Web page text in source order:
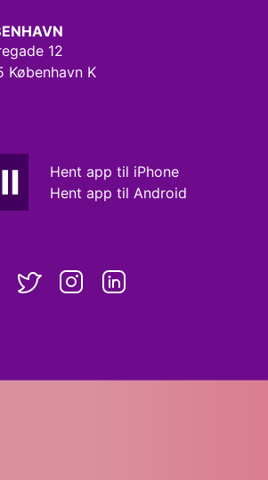
12
København K
Hent app til iPhone
Hent app til Android